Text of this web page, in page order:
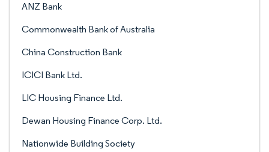
ANZ Bank
Commonwealth Bank of Australia
China Construction Bank
ICICI Bank Ltd.
LIC Housing Finance Ltd.
Dewan Housing Finance Corp. Ltd.
Nationwide Building Society